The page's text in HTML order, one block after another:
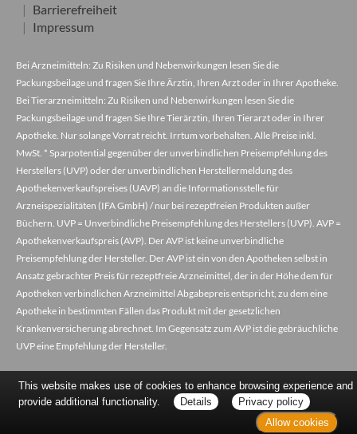
Barrierefreiheit
Impressum
Bei Arzneimitteln: Zu Risiken und Nebenwirkungen lesen Sie die
Packungsbeilage und fragen Sie Ihre Ärztin, Ihren Arzt oder in Ihrer Apotheke.
Bei Tierarzneimitteln: Zu Risiken und Nebenwirkungen lesen Sie die
Packungsbeilage und fragen Sie Ihre Tierärztin, Ihren Tierarzt oder in Ihrer
Apotheke. Nur solange Vorrat reicht. Irrtum vorbehalten. Alle Preise inkl.
MwSt. * Sparpotential gegenüber der unverbindlichen Preisempfehlung des
Herstellers (UVP) oder der unverbindlichen Herstellermeldung des
Apothekenverkaufspreises (UAVP) an die Informationsstelle für
Arzneispezialitäten (IFA GmbH) / nur bei rezeptfreien Produkten außer
Büchern. UVP = Unverbindliche Preisempfehlung des Herstellers (UVP). AVP =
Apothekenverkaufspreis (AVP). Der AVP ist keine unverbindliche
Preisempfehlung der Hersteller. Der AVP ist ein von den Apotheken selbst in
Ansatz gebrachter Preis für rezeptfreie Arzneimittel, der in der Höhe dem für
Apotheken verbindlichen Arzneimittel Abgabepreis entspricht, zu dem eine
Apotheke in bestimmten Fällen das Produkt mit der gesetzlichen
Krankenversicherung abrechnet. Im Gegensatz zum AVP ist die gebräuchliche
UVP eine Empfehlung der Hersteller.
This website makes use of cookies to enhance browsing experience and
provide additional functionality.
Details
Privacy policy
Allow cookies